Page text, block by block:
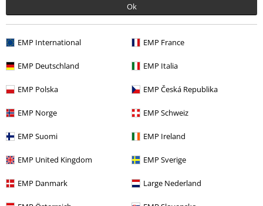
Ok
EMP International EMP France
EMP Deutschland EMP Italia
EMP Polska EMP Česká Republika
EMP Norge EMP Schweiz
EMP Suomi EMP Ireland
EMP United Kingdom EMP Sverige
EMP Danmark Large Nederland
Notre Service-clients est à votre écoute
Vous pourrez nous joindre demain entre 10:00 et 18:30.
d'informations
Service Client